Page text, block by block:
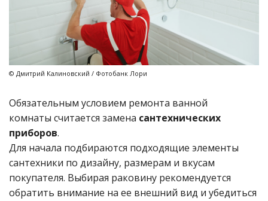
© Дмитрий Калиновский / Фотобанк Лори
Обязательным условием ремонта ванной
комнаты считается замена сантехнических
приборов.
Для начала подбираются подходящие элементы
сантехники по дизайну, размерам и вкусам
покупателя. Выбирая раковину рекомендуется
обратить внимание на ее внешний вид и убедиться